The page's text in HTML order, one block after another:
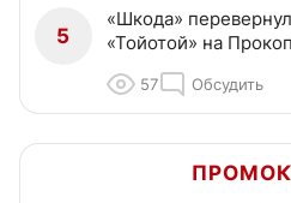
5
«Шкода»
«Тойотой» на
57 Обсудить